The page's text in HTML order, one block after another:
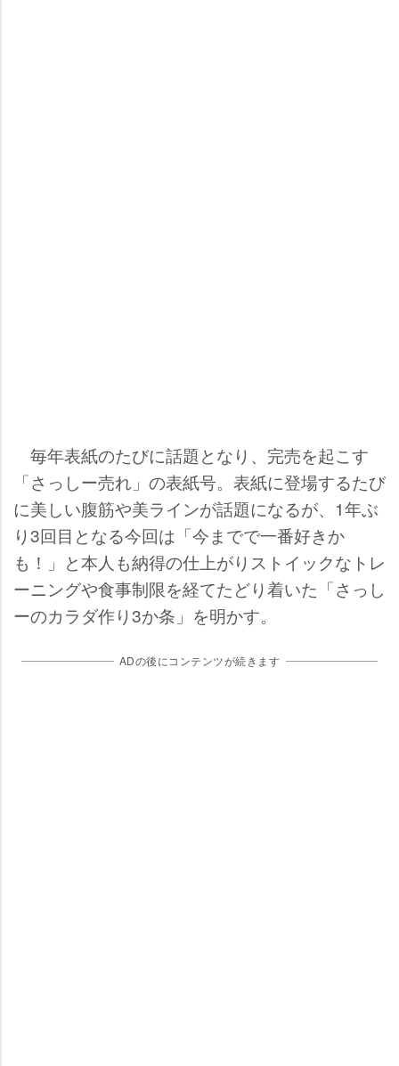
毎年表紙のたびに話題となり、完売を起こす
「さっしー売れ」の表紙号。表紙に登場するたび
に美しい腹筋や美ラインが話題になるが、1年ぶ
り3回目となる今回は「今までで一番好きか
も！」と本人も納得の仕上がりストイックなトレ
ーニングや食事制限を経てたどり着いた「さっし
ーのカラダ作り3か条」を明かす。
ADの後にコンテンツが続きます